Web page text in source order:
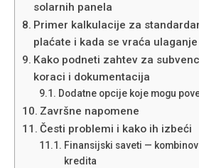
solarnih panela
Primer kalkulacije za
plaćate i kada se vraća ulaganje
Kako podneti zahtev za
koraci i dokumentacija
Dodatne opcije koje mogu
Završne napomene
Česti problemi i kako ih izbeći
Finansijski saveti —
kredita